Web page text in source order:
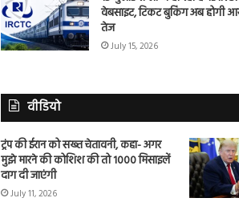
वेबसाइट, टिकट बुकिंग अब होगी
तेज
July 15, 2026
वीडियो
ट्रंप की ईरान को सख्त चेतावनी, कहा- अगर
मुझे मारने की कोशिश की तो 1000 मिसाइलें
दाग दी जाएंगी
July 11, 2026